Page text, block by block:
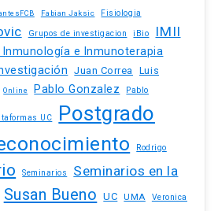
Fabian Jaksic Fisiologia
Grupos de investigacion iBio IMII
e Inmunoterapia
Juan Correa Luis
Online Pablo Gonzalez Pablo
UC Postgrado
Rodrigo
Seminarios
Seminarios en la
Susan Bueno UC UMA
Veronica